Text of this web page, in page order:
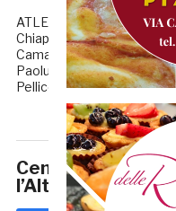
ATLETICO COLLI –
Chiappini. LE
Camaioni, Fioravanti (60'
Paoluzzi, Moreno, Seproni
Pelliccioni, Pallotta.
l’Altidona Pedaso